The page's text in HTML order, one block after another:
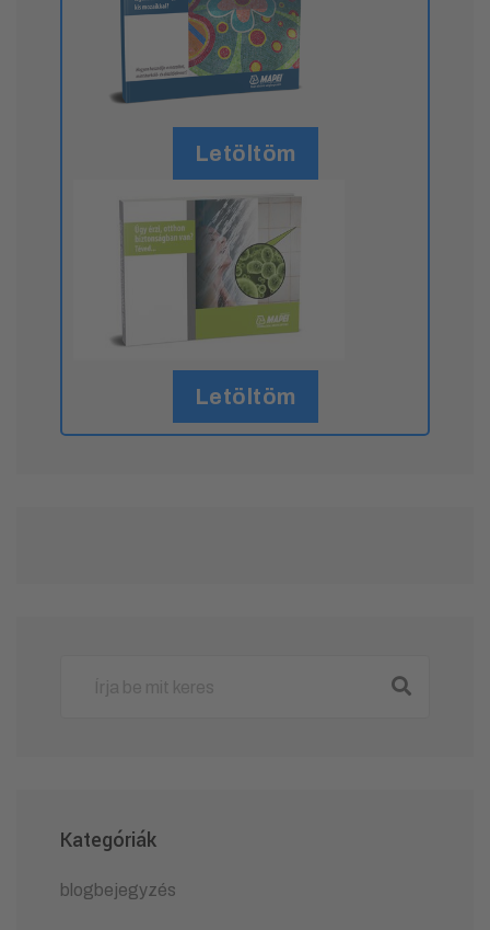
Letöltöm
Letöltöm
Kategóriák
blogbejegyzés